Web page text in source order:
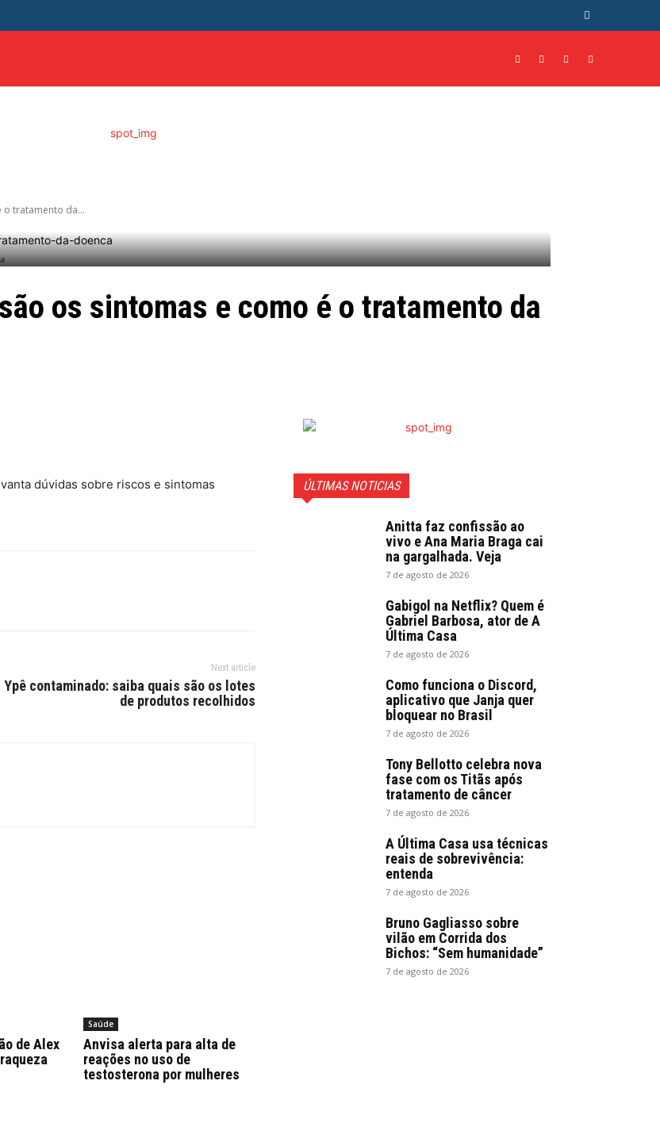
o tratamento da...
os sintomas e como é o tratamento da
dúvidas sobre riscos e sintomas
Next article
Ypê contaminado: saiba quais são os lotes
de produtos recolhidos
de Alex
Saúde
Anvisa alerta para alta de
reações no uso de
testosterona por mulheres
ÚLTIMAS NOTICIAS
Anitta faz confissão ao
vivo e Ana Maria Braga cai
na gargalhada. Veja
7 de agosto de 2026
Gabigol na Netflix? Quem é
Gabriel Barbosa, ator de A
Última Casa
7 de agosto de 2026
Como funciona o Discord,
aplicativo que Janja quer
bloquear no Brasil
7 de agosto de 2026
Tony Bellotto celebra nova
fase com os Titãs após
tratamento de câncer
7 de agosto de 2026
A Última Casa usa técnicas
reais de sobrevivência:
entenda
7 de agosto de 2026
Bruno Gagliasso sobre
vilão em Corrida dos
Bichos: “Sem humanidade”
7 de agosto de 2026